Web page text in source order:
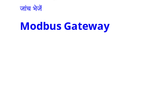
जांच भेजें
Modbus Gateway